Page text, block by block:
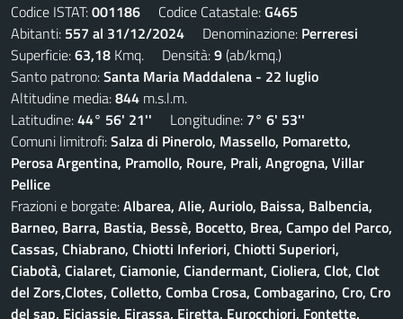
Codice ISTAT:001186 Codice Catastale:G465
Abitanti: 557 al 31/12/2024 Denominazione: Perreresi
Superficie:63,18 Kmq. Densità:9(ab/kmq.)
Santo patrono:Santa Maria Maddalena - 22 luglio
Altitudine media:844 m.s.l.m.
Latitudine:44° 56' 21'' Longitudine: 7° 6' 53''
Comuni limitrofi:Salza di Pinerolo, Massello, Pomaretto,
Perosa Argentina, Pramollo, Roure, Prali, Angrogna, Villar
Pellice
Frazioni e borgate:Albarea, Alie, Auriolo, Baissa, Balbencia,
Barneo, Barra, Bastia, Bessè, Bocetto, Brea, Campo del Parco,
Cassas, Chiabrano, Chiotti Inferiori, Chiotti Superiori,
Ciabotà, Cialaret, Ciamonie, Ciandermant, Cioliera, Clot, Clot
del Zors,Clotes, Colletto, Comba Crosa, Combagarino, Cro, Cro
del sap, Eiciassie, Eirassa, Eiretta, Eurocchiori, Fontette,